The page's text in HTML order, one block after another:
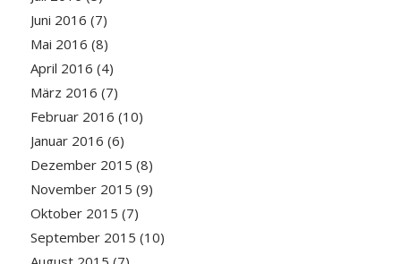
Juni 2016 (7)
Mai 2016 (8)
April 2016 (4)
März 2016 (7)
Februar 2016 (10)
Januar 2016 (6)
Dezember 2015 (8)
November 2015 (9)
Oktober 2015 (7)
September 2015 (10)